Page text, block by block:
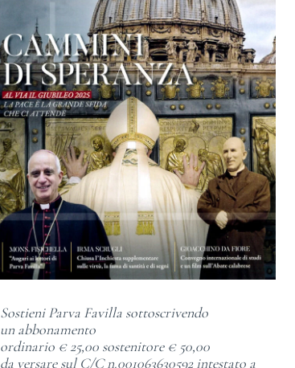
Sostieni Parva Favilla sottoscrivendo
un abbonamento
ordinario € 25,00 sostenitore € 50,00
da versare sul C/C n.001063630592 intestato a